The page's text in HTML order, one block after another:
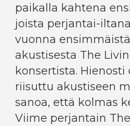
paikalla kahtena
joista perjantai-
vuonna
akustisesta The
konsertista.
riisuttu akustiseen
sanoa, että kolmas
Viime perjantain